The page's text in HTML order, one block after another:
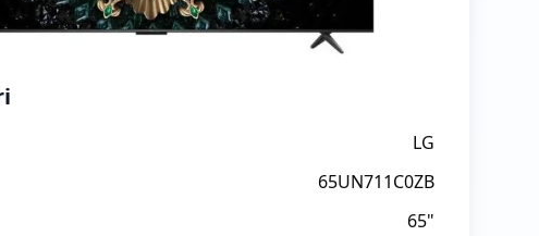
LG
65UN711C0ZB
65"